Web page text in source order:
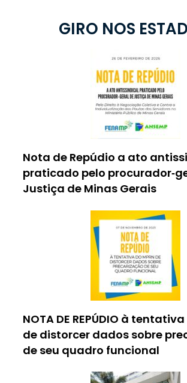
GIRO NOS
Nota de Repúdio a ato
praticado pelo
Justiça de Minas Gerais
NOTA DE REPÚDIO à tentativa
de distorcer dados sobre
de seu quadro funcional